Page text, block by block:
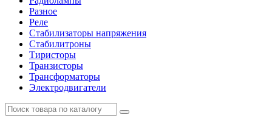
Разное
Реле
Стабилизаторы напряжения
Стабилитроны
Тиристоры
Транзисторы
Трансформаторы
Электродвигатели